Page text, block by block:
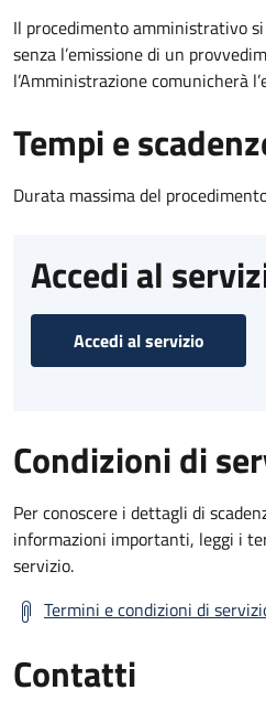
Il procedimento amministrativo
senza l’emissione di un
l’Amministrazione comunicherà
Tempi e
Durata massima del
Accedi al
Accedi al servizio
Condizioni di
Per conoscere i dettagli di
informazioni importanti, leggi i
servizio.
Termini e condizioni di
Contatti